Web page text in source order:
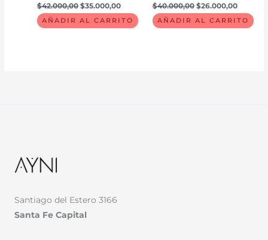
$42.000,00 $35.000,00
AÑADIR AL CARRITO
$40.000,00 $26.000,00
AÑADIR AL CARRITO
Santiago del Estero 3166
Santa Fe Capital